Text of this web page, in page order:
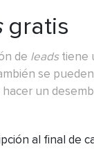
gratis
de leadstiene
se
un
al final de